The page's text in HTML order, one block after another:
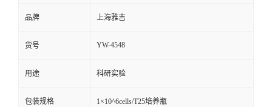
品牌 上海雅吉
货号 YW-4548
用途 科研实验
包装规格 1×10^6cells/T25培养瓶